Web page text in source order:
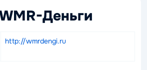
Деньги
http://wmrdengi.ru